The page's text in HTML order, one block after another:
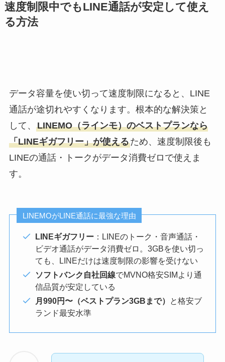
速度制限中でもLINE通話が安定して使え
る方法
データ容量を使い切って速度制限になると、LINE
通話が途切れやすくなります。根本的な解決策と
して、 LINEMO（ラインモ）のベストプランなら
「LINEギガフリー」が使えるため、速度制限後も
LINEの通話・トークがデータ消費ゼロで使えま
す。
LINEMOがLINE通話に最強な理由
LINEギガフリー：LINEのトーク・音声通話・
ビデオ通話がデータ消費ゼロ。3GBを使い切っ
ても、LINEだけは速度制限の影響を受けない
ソフトバンク自社回線でMVNO格安SIMより通
信品質が安定している
月990円〜（ベストプラン3GBまで）
と格安ブ
ランド最安水準